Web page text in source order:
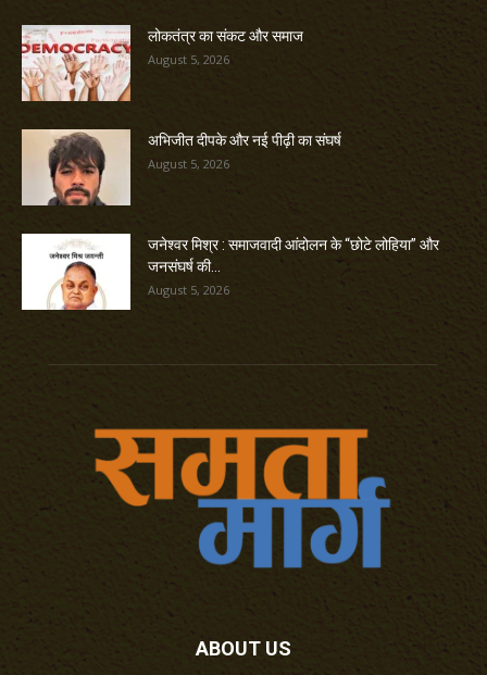
लोकतंत्र का संकट और समाज
August 5, 2026
अभिजीत दीपके और नई पीढ़ी का संघर्ष
August 5, 2026
जनेश्वर मिश्र : समाजवादी आंदोलन के “छोटे लोहिया” और
जनसंघर्ष की...
August 5, 2026
ABOUT US